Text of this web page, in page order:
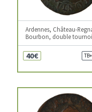
Ardennes, Château-
Bourbon, double
40€ TB+